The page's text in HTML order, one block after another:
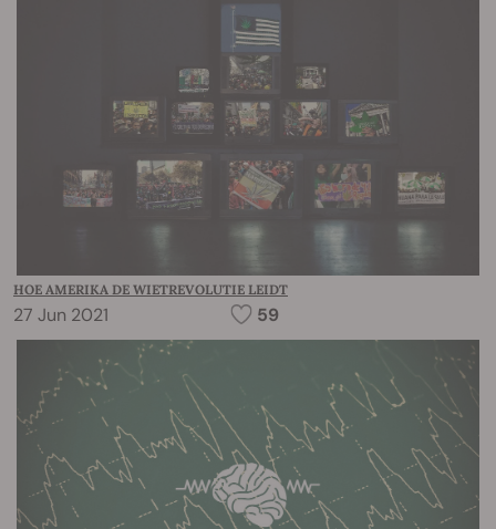
HOE AMERIKA DE WIETREVOLUTIE LEIDT
27 Jun 2021 59